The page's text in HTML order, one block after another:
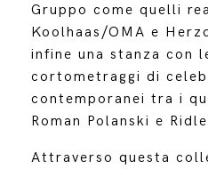
Gruppo come quelli
Koolhaas/OMA e
infine una stanza con
cortometraggi di
contemporanei tra i
Roman Polanski e
Attraverso questa